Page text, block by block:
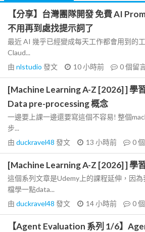
【分享】台灣團隊開發 免費 AI
不用再到處找提示詞了
最近 AI 幾乎已經變成每天工作都會用到的
Claud...
由 nlstudio 發文 10 小時前 0個留
[Machine Learning A-Z [2026] ] 學
Data pre-processing 概念
一邊要上課一邊還要寫這個不容易! 整個
步...
由 duckravel48 發文 13 小時前 0
[Machine Learning A-Z [2026] ] 學
這個系列文章是Udemy上的課程延伸，因
檔學一點data...
由 duckravel48 發文 14 小時前 0
【Agent Evaluation 系列 1/6】